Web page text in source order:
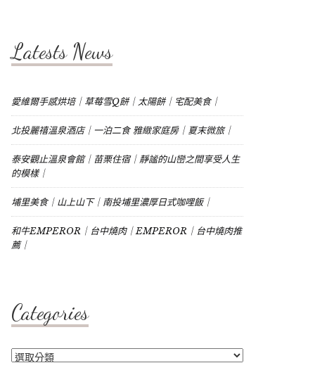
Latests News
愛維爾手感烘培｜草莓雪Q餅｜太陽餅｜宅配美食｜
北投麗禧溫泉酒店｜一泊二食 雅緻家庭房｜夏末微旅｜
泰安觀止溫泉會館｜苗栗住宿｜靜謐的山巒之間享受人生
的模樣｜
埔里美食｜山上山下｜南投埔里濃厚日式咖哩飯｜
和牛EMPEROR｜台中燒肉｜EMPEROR｜台中燒肉推
薦｜
Categories
Categories